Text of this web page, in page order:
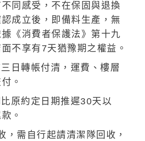
同感受，不在保固與退換
成立後，即備料生產，無
《消費者保護法》第十九
不享有7天猶豫期之權益。
日轉帳付清，運費、樓層
。
原約定日期推遲30天以
。
，需自行起請清潔隊回收，